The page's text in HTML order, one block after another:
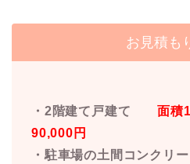
お見積も
・2階建て戸建て 面積
90,000円
・駐車場の土間コンクリー